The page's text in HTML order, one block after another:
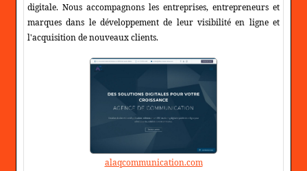
digitale. Nous accompagnons les entreprises, entrepreneurs et
marques dans le développement de leur visibilité en ligne et
l'acquisition de nouveaux clients.
alaqcommunication.com